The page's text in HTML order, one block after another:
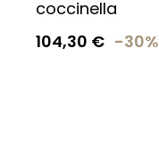
coccinella
104,30 € -30%